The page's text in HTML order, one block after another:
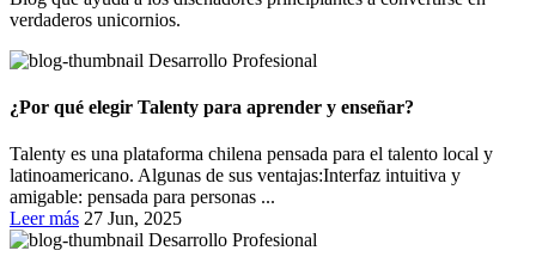
verdaderos unicornios.
Desarrollo Profesional
¿Por qué elegir Talenty para aprender y enseñar?
Talenty es una plataforma chilena pensada para el talento local y
latinoamericano. Algunas de sus ventajas:Interfaz intuitiva y
amigable: pensada para personas ...
Leer más 27 Jun, 2025
Desarrollo Profesional